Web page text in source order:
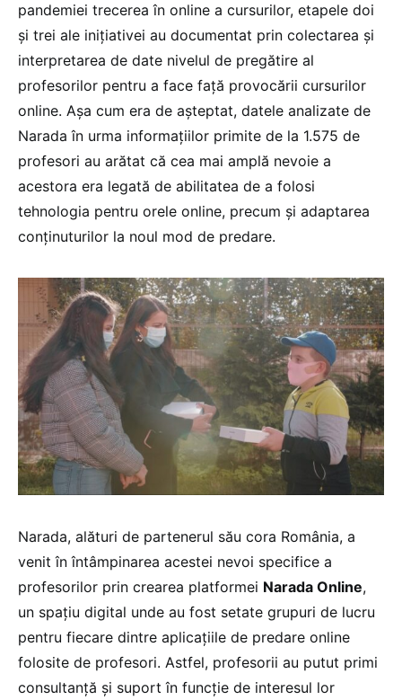
pandemiei trecerea în online a cursurilor, etapele doi
și trei ale inițiativei au documentat prin colectarea și
interpretarea de date nivelul de pregătire al
profesorilor pentru a face față provocării cursurilor
online. Așa cum era de așteptat, datele analizate de
Narada în urma informațiilor primite de la 1.575 de
profesori au arătat că cea mai amplă nevoie a
acestora era legată de abilitatea de a folosi
tehnologia pentru orele online, precum și adaptarea
conținuturilor la noul mod de predare.
Narada, alături de partenerul său cora România, a
venit în întâmpinarea acestei nevoi specifice a
profesorilor prin crearea platformei Narada Online,
un spațiu digital unde au fost setate grupuri de lucru
pentru fiecare dintre aplicațiile de predare online
folosite de profesori. Astfel, profesorii au putut primi
consultanță și suport în funcție de interesul lor